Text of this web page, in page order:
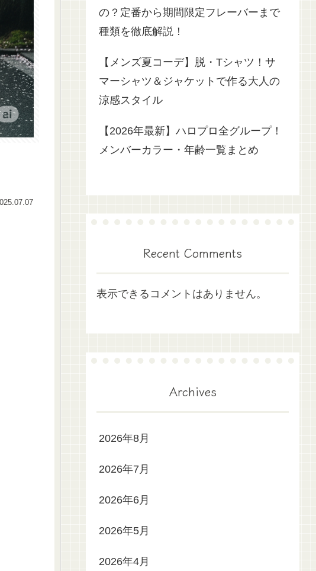
の？定番から期間限定フレーバーまで
種類を徹底解説！
【メンズ夏コーデ】脱・Tシャツ！サ
マーシャツ＆ジャケットで作る大人の
涼感スタイル
【2026年最新】ハロプロ全グループ！
メンバーカラー・年齢一覧まとめ
Recent Comments
表示できるコメントはありません。
Archives
2026年8月
2026年7月
2026年6月
2026年5月
2026年4月